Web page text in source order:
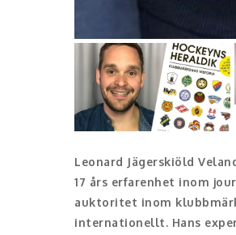
Leonard Jägerskiöld
17 års erfarenhet inom
auktoritet inom
internationellt. Hans